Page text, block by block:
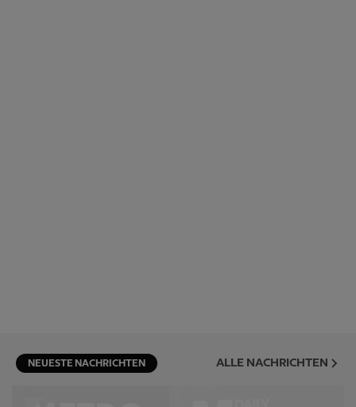
NEUESTE NACHRICHTEN ALLE NACHRICHTEN